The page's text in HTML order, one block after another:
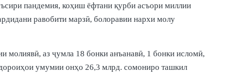
пандемия, коҳиш ёфтани қурби асъори миллии
равобити марзӣ, болоравии нархи молу
молиявӣ, аз ҷумла 18 бонки анъанавӣ, 1 бонки исломӣ,
умумии онҳо 26,3 млрд. сомониро ташкил